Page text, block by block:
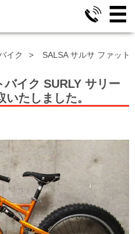
イク SALSA サルサ ファット
バイク SURLY サリー
いたしました。